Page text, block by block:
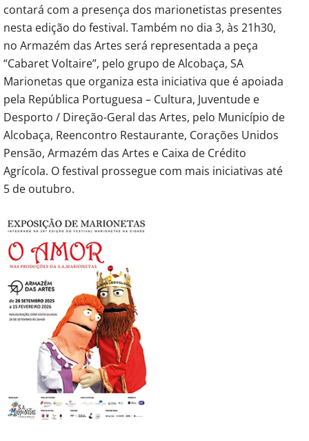
contará com a presença dos marionetistas presentes
nesta edição do festival. Também no dia 3, às 21h30,
no Armazém das Artes será representada a peça
“Cabaret Voltaire”, pelo grupo de Alcobaça, SA
Marionetas que organiza esta iniciativa que é apoiada
pela República Portuguesa – Cultura, Juventude e
Desporto / Direção-Geral das Artes, pelo Município de
Alcobaça, Reencontro Restaurante, Corações Unidos
Pensão, Armazém das Artes e Caixa de Crédito
Agrícola. O festival prossegue com mais iniciativas até
5 de outubro.